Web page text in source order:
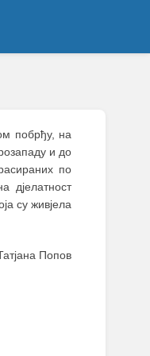
побрђу, на
и до
по
дјелатност
су живјела
Попов